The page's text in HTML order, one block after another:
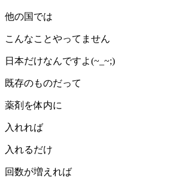
他の国では
こんなことやってません
日本だけなんですよ(~_~;)
既存のものだって
薬剤を体内に
入れれば
入れるだけ
回数が増えれば